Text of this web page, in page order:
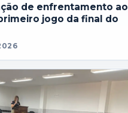
de enfrentamento ao
jogo da final do